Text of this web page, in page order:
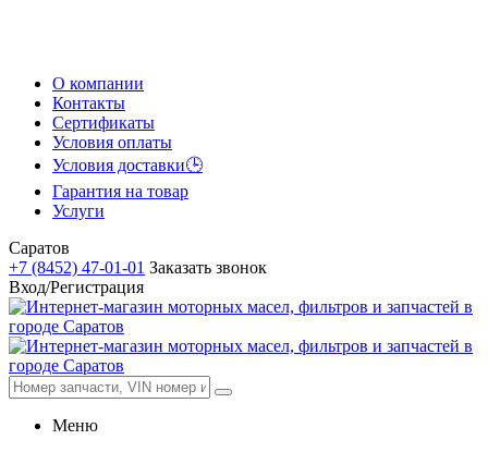
О компании
Контакты
Сертификаты
Условия оплаты
Условия доставки🕒
Гарантия на товар
Услуги
Саратов
+7 (8452) 47-01-01 Заказать звонок
Вход/Регистрация
Меню